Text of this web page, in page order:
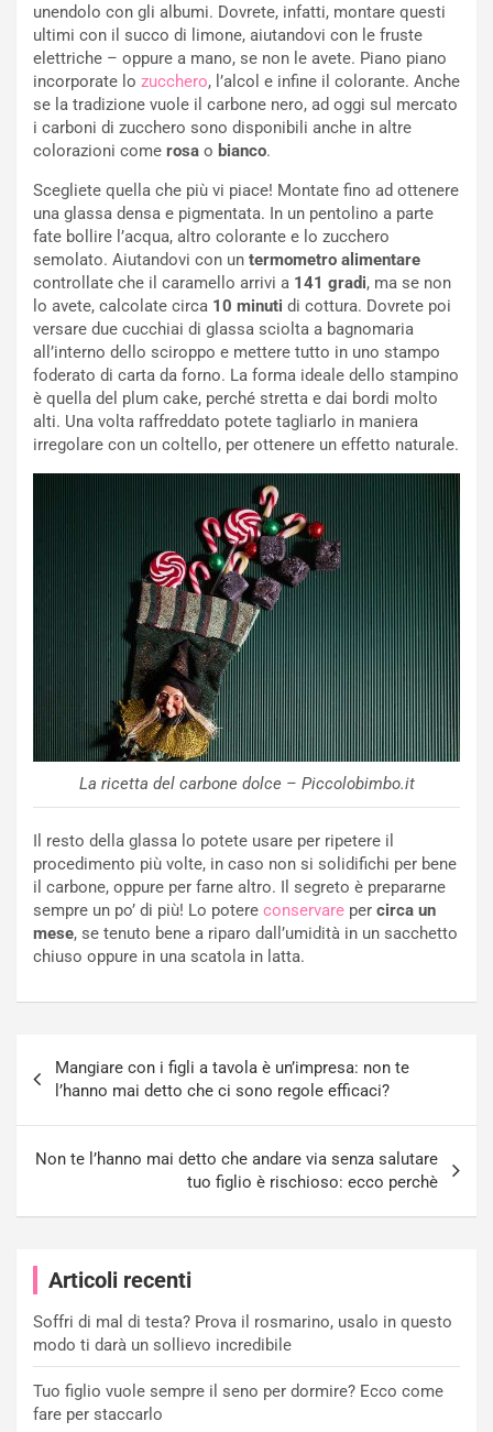
unendolo con gli albumi. Dovrete, infatti, montare questi
ultimi con il succo di limone, aiutandovi con le fruste
elettriche – oppure a mano, se non le avete. Piano piano
incorporate lo zucchero, l’alcol e infine il colorante. Anche
se la tradizione vuole il carbone nero, ad oggi sul mercato
i carboni di zucchero sono disponibili anche in altre
colorazioni come rosa o bianco.
Scegliete quella che più vi piace! Montate fino ad ottenere
una glassa densa e pigmentata. In un pentolino a parte
fate bollire l’acqua, altro colorante e lo zucchero
semolato. Aiutandovi con un termometro alimentare
controllate che il caramello arrivi a 141 gradi, ma se non
lo avete, calcolate circa 10 minuti di cottura. Dovrete poi
versare due cucchiai di glassa sciolta a bagnomaria
all’interno dello sciroppo e mettere tutto in uno stampo
foderato di carta da forno. La forma ideale dello stampino
è quella del plum cake, perché stretta e dai bordi molto
alti. Una volta raffreddato potete tagliarlo in maniera
irregolare con un coltello, per ottenere un effetto naturale.
La ricetta del carbone dolce – Piccolobimbo.it
Il resto della glassa lo potete usare per ripetere il
procedimento più volte, in caso non si solidifichi per bene
il carbone, oppure per farne altro. Il segreto è prepararne
sempre un po’ di più! Lo potere conservare per circa un
mese, se tenuto bene a riparo dall’umidità in un sacchetto
chiuso oppure in una scatola in latta.
articoli
Mangiare con i figli a tavola è un’impresa: non te
l’hanno mai detto che ci sono regole efficaci?
Non te l’hanno mai detto che andare via senza salutare
tuo figlio è rischioso: ecco perchè
Articoli recenti
Soffri di mal di testa? Prova il rosmarino, usalo in questo
modo ti darà un sollievo incredibile
Tuo figlio vuole sempre il seno per dormire? Ecco come
fare per staccarlo